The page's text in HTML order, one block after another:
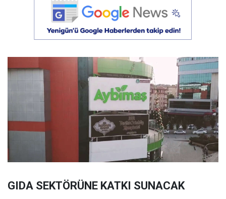
GIDA SEKTÖRÜNE KATKI SUNACAK